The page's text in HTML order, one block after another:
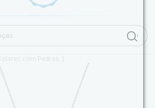
Colares com Pedras